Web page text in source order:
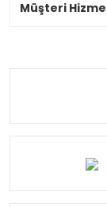
Müşteri